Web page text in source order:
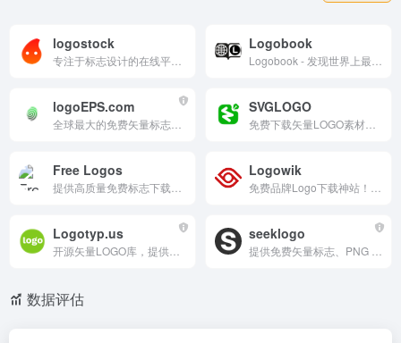
logostock Logobook
logoEPS.com SVGLOGO
Free Logos Logowik
Logotyp.us seeklogo
数据评估